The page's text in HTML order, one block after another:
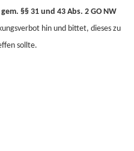
§§ 31 und 43 Abs. 2 GO NW
hin und bittet, dieses zu
sollte.